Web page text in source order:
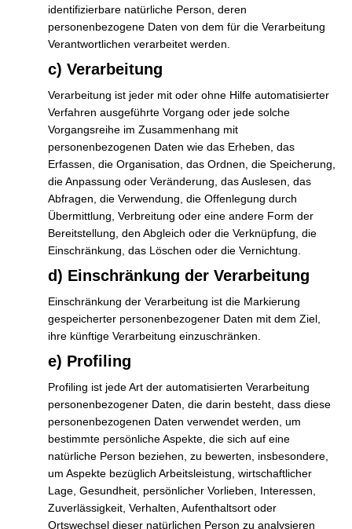
Am kommenden Donnerstag, den 06.06.2024 findet von
16:00-18:00 das Schulfest unter dem Motto „Gemeinsam in
verschiedene Bewegungs-Stationen geben, durch dessen
Absolvierung die Kinder tolle Sachpreise gewinnen können.
Gleichzeitig handelt es sich auch um einen Tag der offenen
Tür, bei dem alle Eltern herzlich eingeladen sind! Der
Förderverein wird
Schulfest
Bewegung
Weiterlesen »
Herzlich Willkommen zum ersten
Elternabend JG24/25
Förderverein,Schule
Neuankömmlinge kennengelernt, als wir uns als Förderverein
vorstellen durften. Dabei haben wir zum „Mitglieder-
Wettbewerb“ der neuen ersten Klassen aufgerufen.So
funktioniert es:Die erste Klasse 2024/2025, die bis zum Anfang
der Winterferien 2024/2025 die meisten
Fördervereinsmitglieder zählt, erhält als besonderen Dank eine
Überraschung für die Klasse! Hier gehts
identifizierbare natürliche Person, deren
personenbezogene Daten von dem für die Verarbeitung
Verantwortlichen verarbeitet werden.
c) Verarbeitung
Verarbeitung ist jeder mit oder ohne Hilfe automatisierter
Verfahren ausgeführte Vorgang oder jede solche
Vorgangsreihe im Zusammenhang mit
personenbezogenen Daten wie das Erheben, das
Erfassen, die Organisation, das Ordnen, die Speicherung,
die Anpassung oder Veränderung, das Auslesen, das
Abfragen, die Verwendung, die Offenlegung durch
Übermittlung, Verbreitung oder eine andere Form der
Bereitstellung, den Abgleich oder die Verknüpfung, die
Einschränkung, das Löschen oder die Vernichtung.
d) Einschränkung der Verarbeitung
Einschränkung der Verarbeitung ist die Markierung
gespeicherter personenbezogener Daten mit dem Ziel,
ihre künftige Verarbeitung einzuschränken.
e) Profiling
Profiling ist jede Art der automatisierten Verarbeitung
personenbezogener Daten, die darin besteht, dass diese
personenbezogenen Daten verwendet werden, um
bestimmte persönliche Aspekte, die sich auf eine
natürliche Person beziehen, zu bewerten, insbesondere,
um Aspekte bezüglich Arbeitsleistung, wirtschaftlicher
Lage, Gesundheit, persönlicher Vorlieben, Interessen,
Zuverlässigkeit, Verhalten, Aufenthaltsort oder
Ortswechsel dieser natürlichen Person zu analysieren